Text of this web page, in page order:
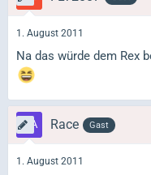
1. August 2011
Na das würde dem Rex
Race Gast
1. August 2011